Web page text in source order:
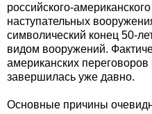
российского-
наступательных
символический конец 50-
видом вооружений.
американских
завершилась уже давно.
Основные причины